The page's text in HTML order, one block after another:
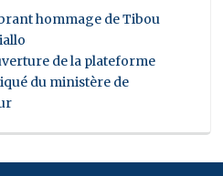
hommage de Tibou
de la plateforme
du ministère de